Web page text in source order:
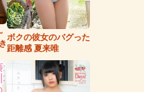
ボクの彼女のバグった
距離感 夏来唯